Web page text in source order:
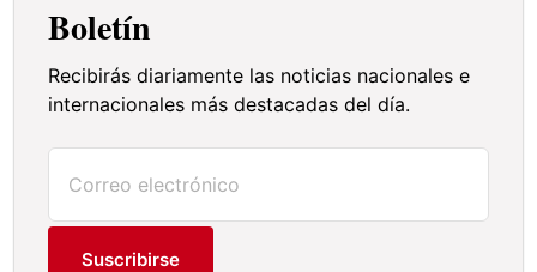
Boletín
Recibirás diariamente las noticias nacionales e
internacionales más destacadas del día.
Suscribirse